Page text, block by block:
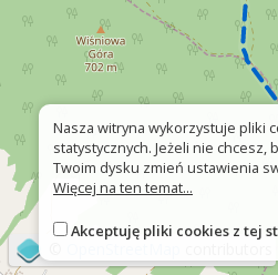
Nasza witryna wykorzystuje pliki
statystycznych. Jeżeli nie chcesz,
Twoim dysku zmień ustawienia
Więcej na ten temat...
Akceptuję pliki cookies z tej